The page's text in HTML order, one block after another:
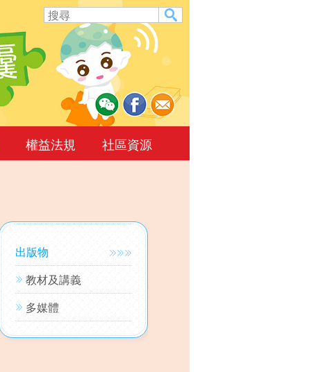
權益法規 社區資源
出版物
教材及講義
多媒體